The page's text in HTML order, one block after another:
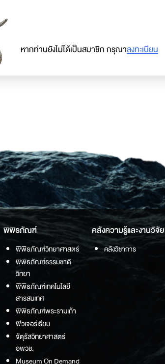
หากท่านยังไม่ได้เป็นสมาชิก กรุณาลงทะเบียน
พิพิธภัณฑ์
พิพิธภัณฑ์วิทยาศาสตร์
พิพิธภัณฑ์ธรรมชาติ
วิทยา
พิพิธภัณฑ์เทคโนโลยี
สารสนเทศ
พิพิธภัณฑ์พระรามเก้า
ฟิวเจอร์เรียม
จัตุรัสวิทยาศาสตร์
อพวช.
Museum On Demand
คลังความรู้และงานวิจัย
คลังวิชาการ